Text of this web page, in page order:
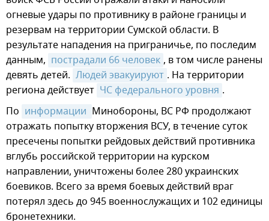
огневые удары по противнику в районе границы и
резервам на территории Сумской области. В
результате нападения на приграничье, по последим
данным, пострадали 66 человек , в том числе ранены
девять детей. Людей эвакуируют . На территории
региона действует ЧС федерального уровня .
По информации Минобороны, ВС РФ продолжают
отражать попытку вторжения ВСУ, в течение суток
пресечены попытки рейдовых действий противника
вглубь российской территории на курском
направлении, уничтожены более 280 украинских
боевиков. Всего за время боевых действий враг
потерял здесь до 945 военнослужащих и 102 единицы
бронетехники.